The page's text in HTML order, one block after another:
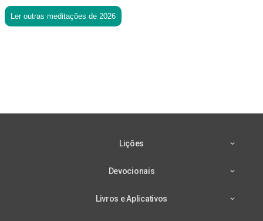
Ler outras meditações de 2026
Lições
Devocionais
Livros e Aplicativos